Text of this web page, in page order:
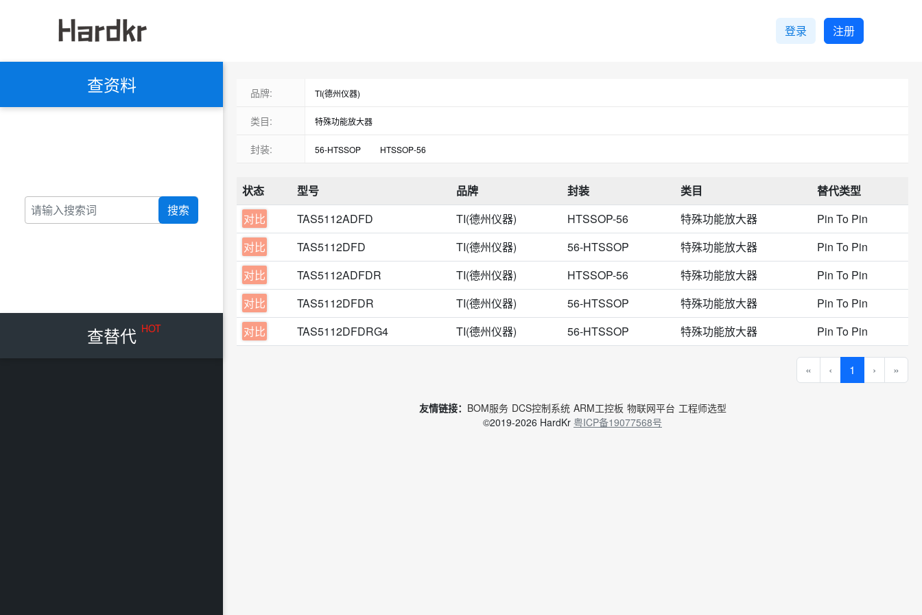
登录 注册
查资料
搜索
查替代 HOT
品牌: TI(德州仪器)
类目: 特殊功能放大器
封装: 56-HTSSOP HTSSOP-56
状态 型号 品牌 封装 类目
替代类型
对比
TAS5112ADFD TI(德州仪器) HTSSOP-56 特殊功能放大器
Pin To Pin
对比
TAS5112DFD TI(德州仪器) 56-HTSSOP 特殊功能放大器
Pin To Pin
对比
TAS5112ADFDR TI(德州仪器) HTSSOP-56 特殊功能放大器
Pin To Pin
对比
TAS5112DFDR TI(德州仪器) 56-HTSSOP 特殊功能放大器
Pin To Pin
对比
TAS5112DFDRG4 TI(德州仪器) 56-HTSSOP 特殊功能放大器 Pin To Pin
« ‹ 1 › »
友情链接： BOM服务 DCS控制系统 ARM工控板 物联网平台 工程师选型
©2019-2026 HardKr 粤ICP备19077568号